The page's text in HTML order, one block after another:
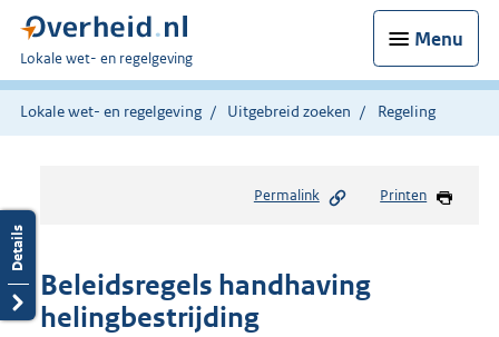
Menu
U
bent
hier:
Lokale wet- en regelgeving
Lokale wet- en regelgeving Uitgebreid zoeken Regeling
Permalink Printen
Beleidsregels handhaving
helingbestrijding